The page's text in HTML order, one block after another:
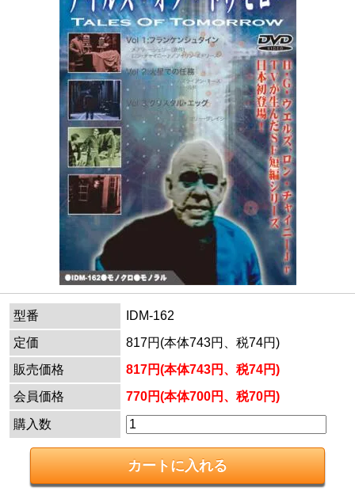
型番
IDM-162
定価
817円(本体743円、税74円)
販売価格
817円(本体743円、税74円)
会員価格
770円(本体700円、税70円)
購入数